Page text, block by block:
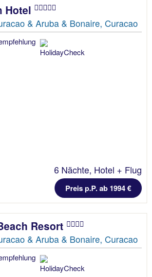
Hotel
& Aruba & Bonaire, Curacao
6 Nächte, Hotel + Flug
Preis p.P. ab 1994 €
Resort
& Aruba & Bonaire, Curacao